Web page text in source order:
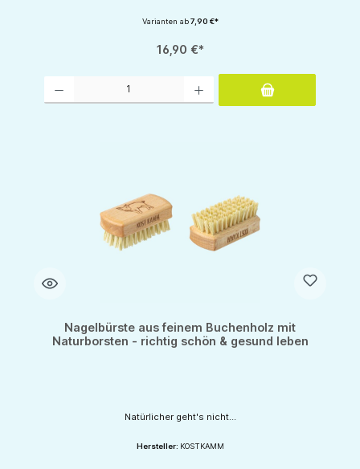
Varianten ab7,90 €*
16,90 €*
Nagelbürste aus feinem Buchenholz mit
Naturborsten - richtig schön & gesund leben
Natürlicher geht's nicht...
Hersteller: KOSTKAMM